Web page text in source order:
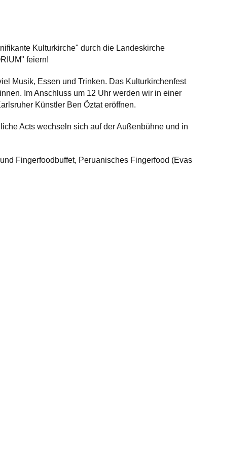
Kulturkirche" durch die Landeskirche
feiern!
Musik, Essen und Trinken. Das Kulturkirchenfest
Im Anschluss um 12 Uhr werden wir in einer
Künstler Ben Öztat eröffnen.
Acts wechseln sich auf der Außenbühne und in
Fingerfoodbuffet, Peruanisches Fingerfood (Evas